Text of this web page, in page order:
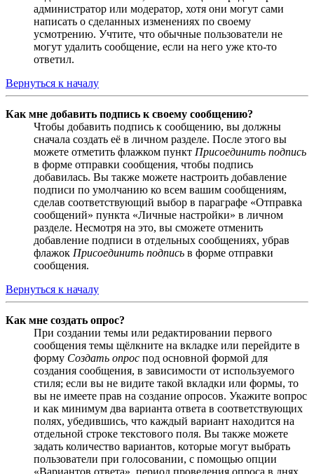
администратор или модератор, хотя они могут сами
написать о сделанных изменениях по своему
усмотрению. Учтите, что обычные пользователи не
могут удалить сообщение, если на него уже кто-то
ответил.
Вернуться к началу
Как мне добавить подпись к своему сообщению?
Чтобы добавить подпись к сообщению, вы должны
сначала создать её в личном разделе. После этого вы
можете отметить флажком пункт Присоединить подпись
в форме отправки сообщения, чтобы подпись
добавилась. Вы также можете настроить добавление
подписи по умолчанию ко всем вашим сообщениям,
сделав соответствующий выбор в параграфе «Отправка
сообщений» пункта «Личные настройки» в личном
разделе. Несмотря на это, вы сможете отменить
добавление подписи в отдельных сообщениях, убрав
флажок Присоединить подпись в форме отправки
сообщения.
Вернуться к началу
Как мне создать опрос?
При создании темы или редактировании первого
сообщения темы щёлкните на вкладке или перейдите в
форму Создать опрос под основной формой для
создания сообщения, в зависимости от используемого
стиля; если вы не видите такой вкладки или формы, то
вы не имеете прав на создание опросов. Укажите вопрос
и как минимум два варианта ответа в соответствующих
полях, убедившись, что каждый вариант находится на
отдельной строке текстового поля. Вы также можете
задать количество вариантов, которые могут выбрать
пользователи при голосовании, с помощью опции
«Вариантов ответа», период проведения опроса в днях